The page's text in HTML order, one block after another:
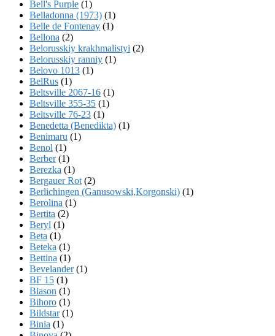
Bell's Purple (1)
Belladonna (1973) (1)
Belle de Fontenay (1)
Bellona (2)
Belorusskiy krakhmalistyi (2)
Belorusskiy ranniy (1)
Belovo 1013 (1)
BelRus (1)
Beltsville 2067-16 (1)
Beltsville 355-35 (1)
Beltsville 76-23 (1)
Benedetta (Benedikta) (1)
Benimaru (1)
Benol (1)
Berber(1)
Berezka (1)
Bergauer Rot (2)
Berlichingen (Ganusowski,Korgonski) (1)
Berolina (1)
Bertita (2)
Beryl (1)
Beta (1)
Beteka (1)
Bettina (1)
Bevelander(1)
BF 15 (1)
Biason (1)
Bihoro (1)
Bildstar(1)
Binia (1)